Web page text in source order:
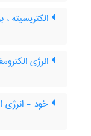
الکتریسیته ،
انرژی
خود - انرژی